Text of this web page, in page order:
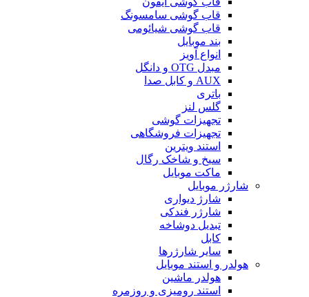
قاب گوشی سامسونگ
قاب گوشی شیائومی
بند موبایل
انواع آویز
مبدل OTG و دانگل
AUX و کابل صدا
باتری
گلس لنز
تجهیزات گوشی
تجهیزات فروشگاهی
استند ویترین
سیخ و شاخک رگال
ماکت موبایل
شارژر موبایل
شارژ دیواری
شارژر فندکی
تبدیل دوشاخه
کابل
سایر شارژرها
هولدر و استند موبایل
هولدر ماشین
استند رومیزی و روزمره